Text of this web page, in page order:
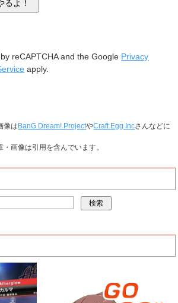
reCAPTCHA and the Google Privacy
apply.
像は BanG Dream! ProjectやCraft Egg Incさんなどに
画像は引用を含んでいます。